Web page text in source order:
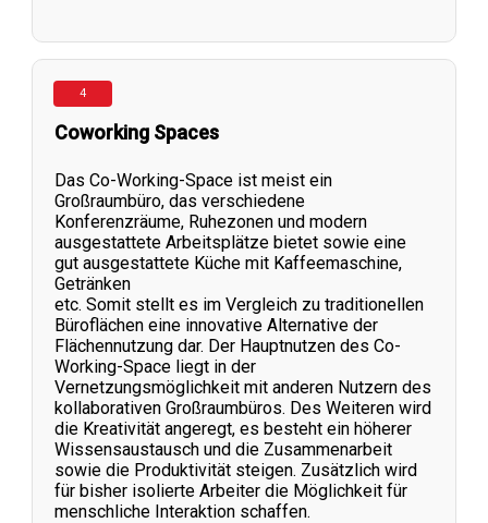
4
Coworking Spaces
Das Co-Working-Space ist meist ein
Großraumbüro, das verschiedene
Konferenzräume, Ruhezonen und modern
ausgestattete Arbeitsplätze bietet sowie eine
gut ausgestattete Küche mit Kaffeemaschine,
Getränken
etc. Somit stellt es im Vergleich zu traditionellen
Büroflächen eine innovative Alternative der
Flächennutzung dar. Der Hauptnutzen des Co-
Working-Space liegt in der
Vernetzungsmöglichkeit mit anderen Nutzern des
kollaborativen Großraumbüros. Des Weiteren wird
die Kreativität angeregt, es besteht ein höherer
Wissensaustausch und die Zusammenarbeit
sowie die Produktivität steigen. Zusätzlich wird
für bisher isolierte Arbeiter die Möglichkeit für
menschliche Interaktion schaffen.